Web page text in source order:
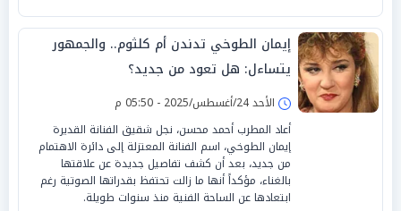
إيمان الطوخي تدندن أم كلثوم.. والجمهور
يتساءل: هل تعود من جديد؟
الأحد 24/أغسطس/2025 - 05:50 م
أعاد المطرب أحمد محسن، نجل شقيق الفنانة القديرة
إيمان الطوخي، اسم الفنانة المعتزلة إلى دائرة الاهتمام
من جديد، بعد أن كشف تفاصيل جديدة عن علاقتها
بالغناء، مؤكداً أنها ما زالت تحتفظ بقدراتها الصوتية رغم
ابتعادها عن الساحة الفنية منذ سنوات طويلة.